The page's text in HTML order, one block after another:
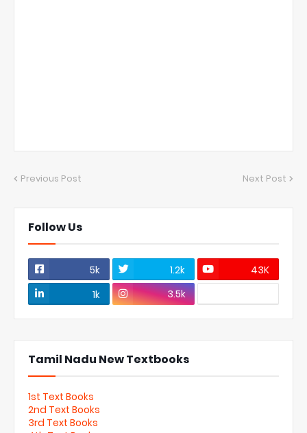
Previous Post Next Post
Follow Us
5k 1.2k
43K
1k
3.5k
Tamil Nadu New Textbooks
1st Text Books
2nd Text Books
3rd Text Books